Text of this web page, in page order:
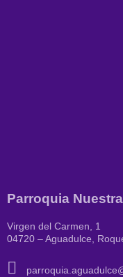
Parroquia
Virgen del Carmen, 1
04720 – Aguadulce,